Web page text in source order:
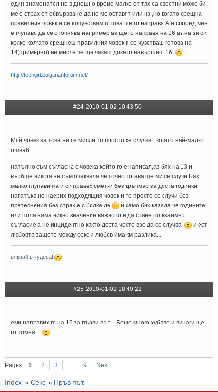
един знаменател но в днешно време малко от тях са свестни.може би
ме е страх от обвързване да не ме оставят или нз ,но когато срещна
правилния човек и се почувствам готова ше го направя.А и според мен
е глупаво да се оточнява например аз ще го направя на 16 аз на зн си
колко колгато срещнеш правилния човек и се чувстваш готова на
14(примерно) не мисля че ще чакаш докато навършиш 16.
http://teengirl.bulgarianforum.net/
#24 2010-01-02 10:43:50
Мой човек за това не се мисли то просто се случва , когато най-малко
очква6.
напълно съм съгласна с човека който го е написал,аз бях на 13 и
въобще никога не съм очаквала че точно тогава ще ми се случи.Бях
малко глупавичка и си правех сметки без кръчмар за доста годинки
нататъка,но наерих подходящия човек и то просто се случи без
претеснения без страх е с болка де
и само бих казала че годините
или пола няма никво значение важното е да стане по взаимно
съгласие а не инцидентно както доста често взе да се случва
и ест
любовта защото между секс и любов има км разлика...
вярвай в чудеса!
#25 2010-01-02 18:40:22
еми направих го на 15 за първи път .. Беше много хубаво и винаги ще
го помня ..
Pages: 1 2 3 9 Next
Index » Секс » Пръв път.